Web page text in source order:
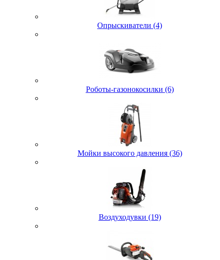
Опрыскиватели (4)
Роботы-газонокосилки (6)
Мойки высокого давления (36)
Воздуходувки (19)